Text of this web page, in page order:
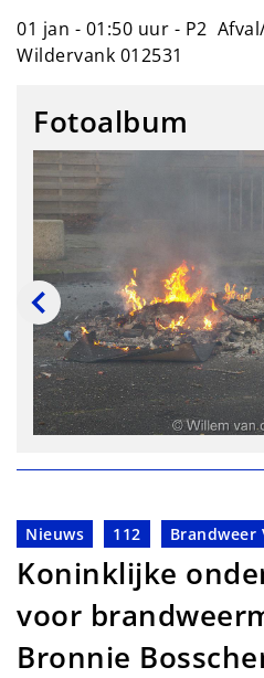
01 jan - 01:50 uur - P2
Wildervank 012531
Fotoalbum
Nieuws 112 Brandweer
Koninklijke
voor
Bronnie